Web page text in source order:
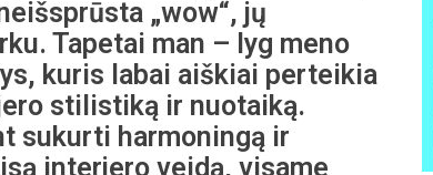
„wow“, jų
Tapetai man – lyg meno
kuris labai aiškiai perteikia
stilistiką ir nuotaiką.
sukurti harmoningą ir
interjero veidą, visame